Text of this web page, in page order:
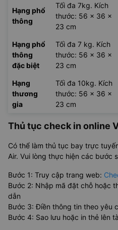
Hạng phổ
thông
Tối đa 7kg. Kích
thước: 56 x 36 x
23 cm
Hạng phổ
thông
đặc biệt
Tối đa 7 kg. Kích
thước: 56 x 36 x
23 cm
Hạng
thương
gia
Tối đa 10kg. Kích
thước: 56 x 36 x
23 cm
Thủ tục check in online
Có thể làm thủ tục bay trực
Air. Vui lòng thực hiện các bước
Bước 1: Truy cập trang web:
Bước 2: Nhập mã đặt chỗ hoặc
dẫn
Bước 3: Điền thông tin theo yêu
Bước 4: Sao lưu hoặc in thẻ lên